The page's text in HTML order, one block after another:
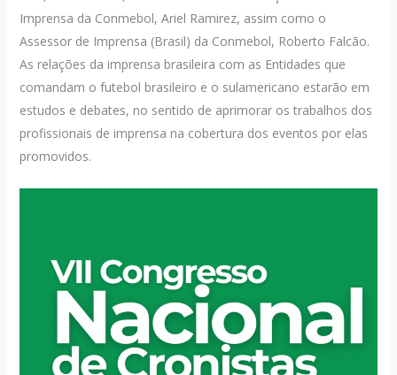
Imprensa da Conmebol, Ariel Ramirez, assim como o
Assessor de Imprensa (Brasil) da Conmebol, Roberto Falcão.
As relações da imprensa brasileira com as Entidades que
comandam o futebol brasileiro e o sulamericano estarão em
estudos e debates, no sentido de aprimorar os trabalhos dos
profissionais de imprensa na cobertura dos eventos por elas
promovidos.